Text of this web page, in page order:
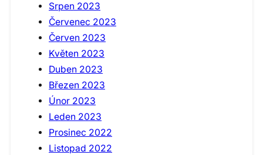
Srpen 2023
Červenec 2023
Červen 2023
Květen 2023
Duben 2023
Březen 2023
Únor 2023
Leden 2023
Prosinec 2022
Listopad 2022